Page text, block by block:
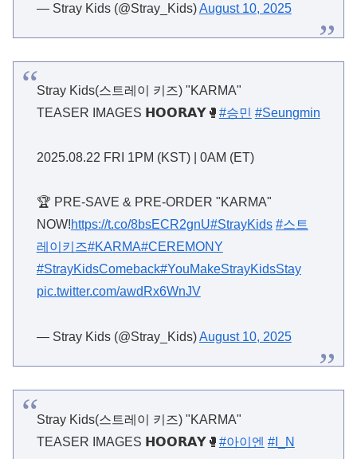
— Stray Kids (@Stray_Kids)August 10, 2025
Stray Kids(스트레이 키즈) "KARMA"
TEASER IMAGES 𝗛𝗢𝗢𝗥𝗔𝗬🥊 #승민 #Seungmin
2025.08.22 FRI 1PM (KST) | 0AM (ET)
🏆 PRE-SAVE & PRE-ORDER "KARMA"
NOW!https://t.co/8bsECR2gnU#StrayKids #스트
레이키즈#KARMA#CEREMONY
#StrayKidsComeback#YouMakeStrayKidsStay
pic.twitter.com/awdRx6WnJV
— Stray Kids (@Stray_Kids)August 10, 2025
Stray Kids(스트레이 키즈) "KARMA"
TEASER IMAGES 𝗛𝗢𝗢𝗥𝗔𝗬🥊 #아이엔 #I_N